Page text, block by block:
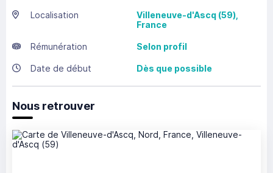
Localisation Villeneuve-d'Ascq (59),
France
Rémunération Selon profil
Date de début Dès que possible
Nous retrouver